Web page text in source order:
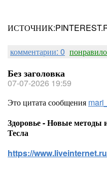
комментарии: 0
Без заголовка
07-07-2026 19:59
Это цитата сообщения
Здоровье - Новые методы
Тесла
https://